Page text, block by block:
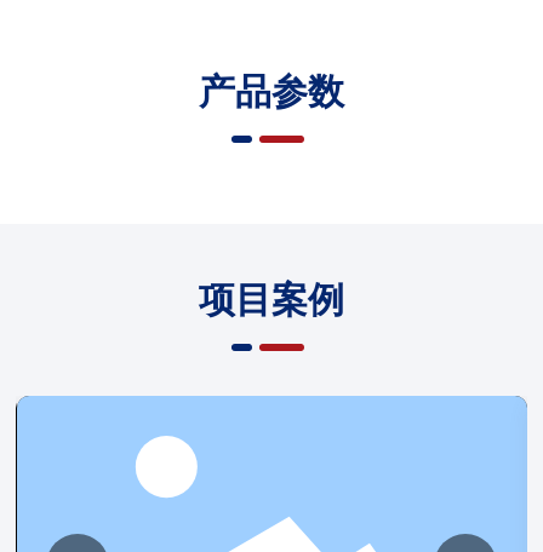
产品参数
项目案例
设备报价多少钱？